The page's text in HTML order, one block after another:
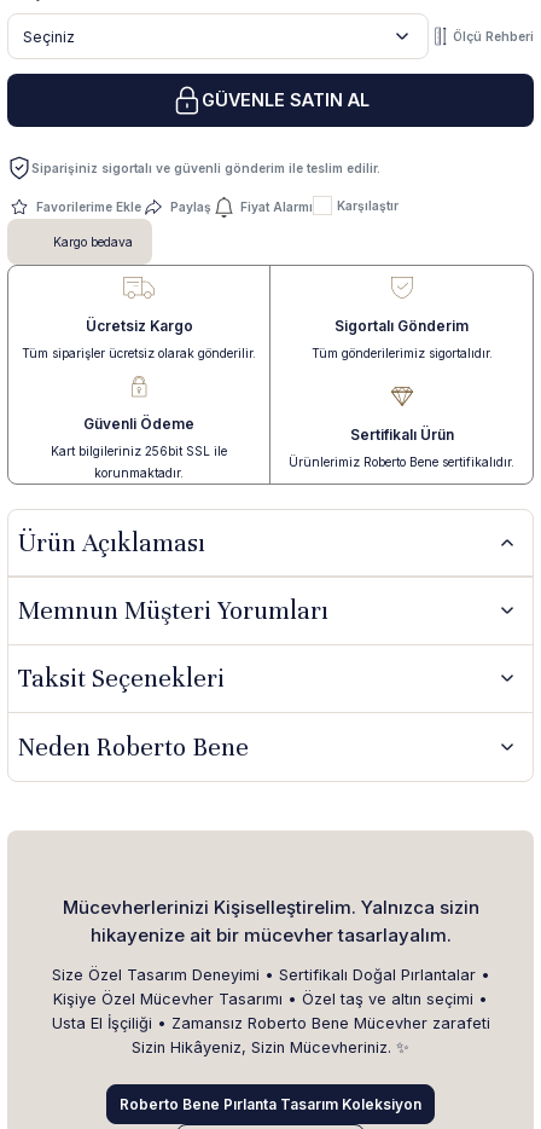
Ölçü Rehberi
GÜVENLE SATIN AL
Siparişiniz sigortalı ve güvenli gönderim ile teslim edilir.
Paylaş Fiyat Alarmı Karşılaştır
Kargo bedava
Ücretsiz Kargo
Tüm siparişler ücretsiz olarak gönderilir.
Sigortalı Gönderim
Tüm gönderilerimiz sigortalıdır.
Güvenli Ödeme
Kart bilgileriniz 256bit SSL ile
korunmaktadır.
Sertifikalı Ürün
Ürünlerimiz Roberto Bene sertifikalıdır.
Ürün Açıklaması
Memnun Müşteri Yorumları
Taksit Seçenekleri
Neden Roberto Bene
Mücevherlerinizi Kişiselleştirelim. Yalnızca sizin
hikayenize ait bir mücevher tasarlayalım.
Size Özel Tasarım Deneyimi • Sertifikalı Doğal Pırlantalar •
Kişiye Özel Mücevher Tasarımı • Özel taş ve altın seçimi •
Usta El İşçiliği • Zamansız Roberto Bene Mücevher zarafeti
Sizin Hikâyeniz, Sizin Mücevheriniz. ✨
Roberto Bene Pırlanta Tasarım Koleksiyon